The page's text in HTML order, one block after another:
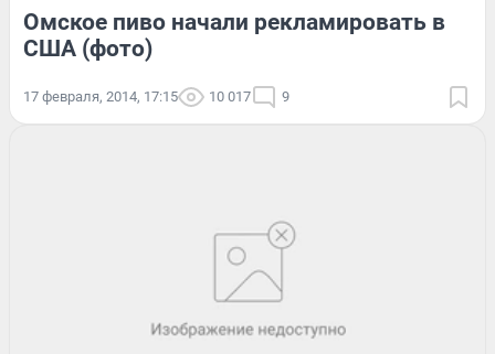
Омское пиво начали рекламировать в
США (фото)
17 февраля, 2014, 17:15 10 017 9